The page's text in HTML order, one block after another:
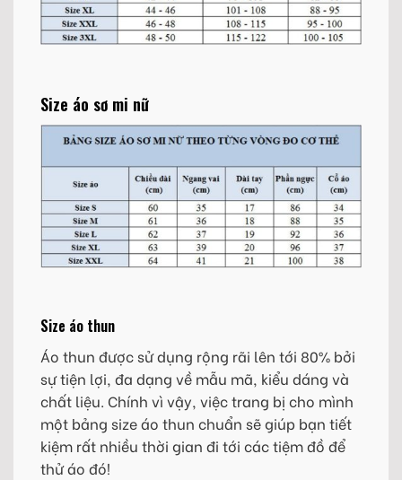
Size áo sơ mi nữ
Size áo thun
Áo thun được sử dụng rộng rãi lên tới 80% bởi
sự tiện lợi, đa dạng về mẫu mã, kiểu dáng và
chất liệu. Chính vì vậy, việc trang bị cho mình
một bảng size áo thun chuẩn sẽ giúp bạn tiết
kiệm rất nhiều thời gian đi tới các tiệm đồ để
thử áo đó!